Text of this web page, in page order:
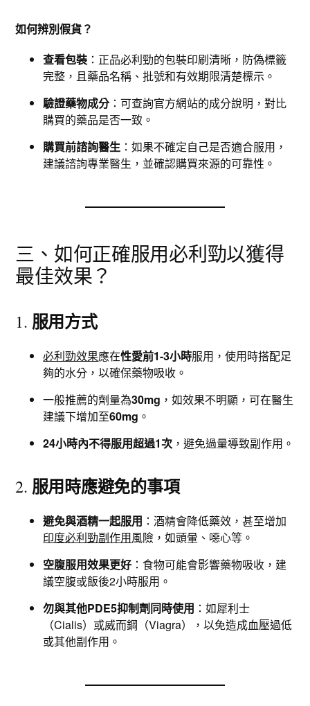
如何辨別假貨？
查看包裝 ：正品必利勁的包裝印刷清晰，防偽標籤
完整，且藥品名稱、批號和有效期限清楚標示。
驗證藥物成分：可查詢官方網站的成分說明，對比
購買的藥品是否一致。
購買前諮詢醫生 ：如果不確定自己是否適合服用，
建議諮詢專業醫生，並確認購買來源的可靠性。
三、如何正確服用必利勁以獲得
最佳效果？
1. 服用方式
必利勁效果應在性愛前1-3小時服用，使用時搭配足
夠的水分，以確保藥物吸收。
一般推薦的劑量為30mg ，如效果不明顯，可在醫生
建議下增加至60mg 。
24小時內不得服用超過1次 ，避免過量導致副作用。
2. 服用時應避免的事項
避免與酒精一起服用 ：酒精會降低藥效，甚至增加
印度必利勁副作用風險，如頭暈、噁心等。
空腹服用效果更好 ：食物可能會影響藥物吸收，建
議空腹或飯後2小時服用。
勿與其他PDE5抑制劑同時使用 ：如犀利士
（Cialis）或威而鋼（Viagra），以免造成血壓過低
或其他副作用。